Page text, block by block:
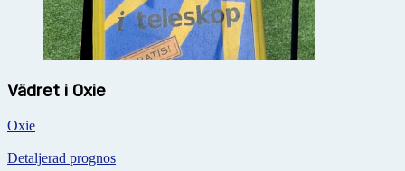
Vädret i Oxie
Oxie
Detaljerad prognos